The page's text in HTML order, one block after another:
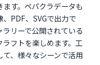
す。ペパクラデータも
PDF、SVGで出力で
リーで公開されている
フトを楽しめます。工
、様々なシーンで活用